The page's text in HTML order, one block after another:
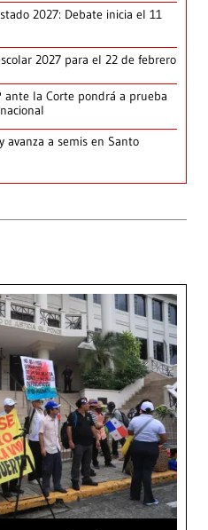
2027: Debate inicia el 11
2027 para el 22 de febrero
ante la Corte pondrá a prueba
avanza a semis en Santo